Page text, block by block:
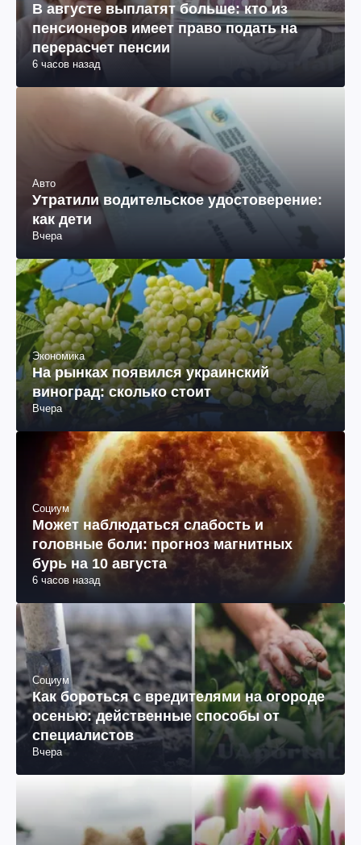
В августе выплатят больше: кто из
пенсионеров имеет право подать на
перерасчет пенсии
6 часов назад
Авто
Утратили водительское удостоверение:
как дети
Вчера
Экономика
На рынках появился украинский
виноград: сколько стоит
Вчера
Социум
Может наблюдаться слабость и
головные боли: прогноз магнитных
бурь на 10 августа
6 часов назад
Социум
Как бороться с вредителями на огороде
осенью: действенные способы от
специалистов
Вчера